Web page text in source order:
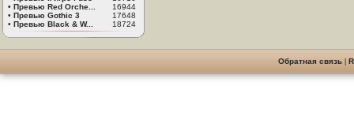
• Превью Red Orche...
16944
• Превью Gothic 3
17648
• Превью Black & W... 18724
Обратная связь